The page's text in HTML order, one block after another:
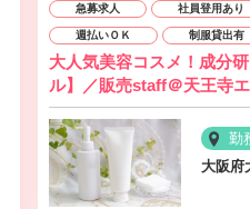
急募求人 社員登用あり
週払いＯＫ 制服貸出有
大人気美容コスメ！成分
ル】／販売staff＠天王寺
勤
大阪府